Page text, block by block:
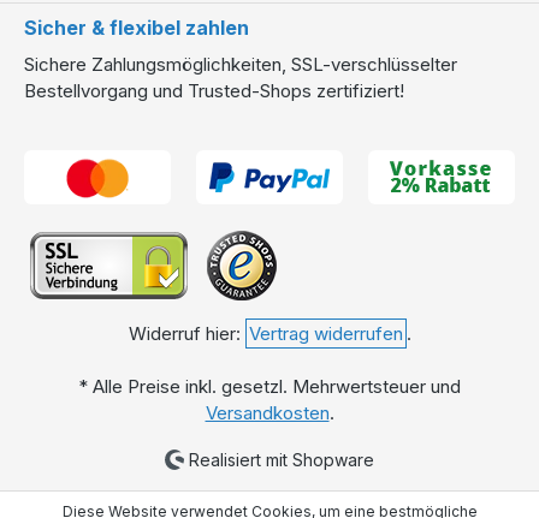
Sicher & flexibel zahlen
Sichere Zahlungsmöglichkeiten, SSL-verschlüsselter
Bestellvorgang und Trusted-Shops zertifiziert!
Widerruf hier: Vertrag widerrufen .
* Alle Preise inkl. gesetzl. Mehrwertsteuer und
Versandkosten.
Realisiert mit Shopware
Diese Website verwendet Cookies, um eine bestmögliche